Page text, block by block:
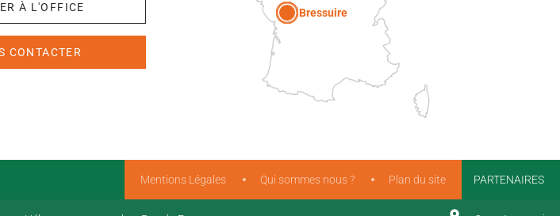
À L'OFFICE
CONTACTER
Bressuire
PARTENAIRES
Mentions Légales Qui sommes nous ? Plan du site